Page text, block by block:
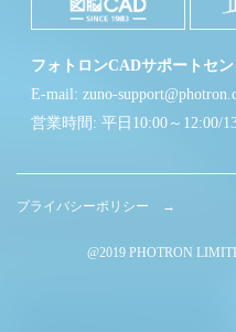
フォトロンCADサポートセ
E-mail: zuno-
営業時間: 平日10:00～12:00/
プライバシーポリシー →
@2019 PHOTRON